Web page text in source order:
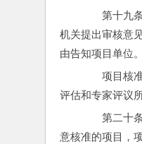
第十九条
机关提出审核意
由告知项目单位。
项目核准
评估和专家评议
第二十条
意核准的项目，